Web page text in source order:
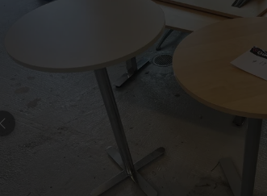
Föregående